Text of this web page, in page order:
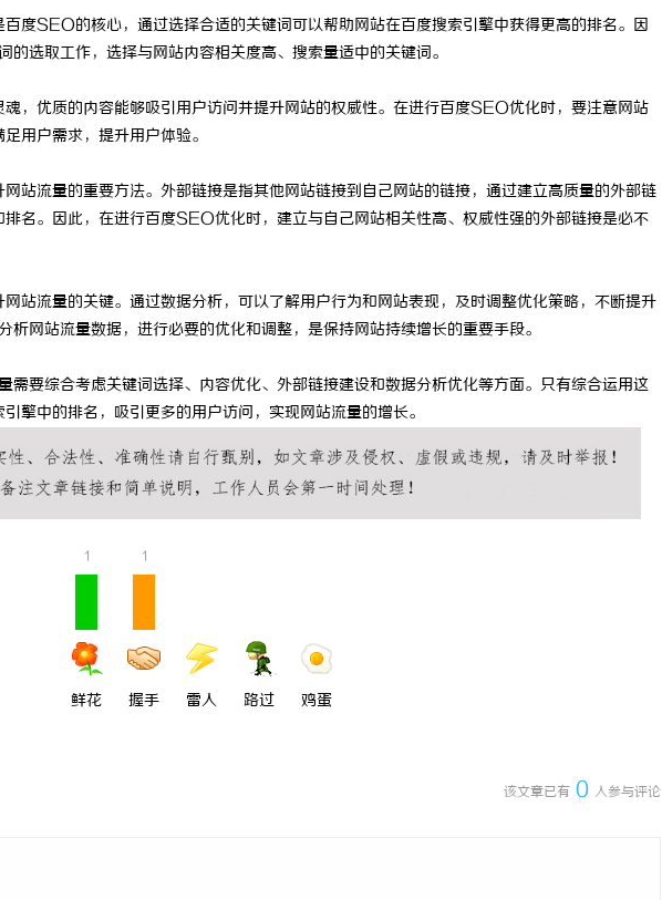
度SEO的核心，通过选择合适的关键词可以帮助网站在百度搜索引擎中获得更高的排名。因
选取工作，选择与网站内容相关度高、搜索量适中的关键词。
，优质的内容能够吸引用户访问并提升网站的权威性。在进行百度SEO优化时，要注意网站
用户需求，提升用户体验。
站流量的重要方法。外部链接是指其他网站链接到自己网站的链接，通过建立高质量的外部链
名。因此，在进行百度SEO优化时，建立与自己网站相关性高、权威性强的外部链接是必不
站流量的关键。通过数据分析，可以了解用户行为和网站表现，及时调整优化策略，不断提升
网站流量数据，进行必要的优化和调整，是保持网站持续增长的重要手段。
要综合考虑关键词选择、内容优化、外部链接建设和数据分析优化等方面。只有综合运用这
擎中的排名，吸引更多的用户访问，实现网站流量的增长。
1
鲜花
1
握手 雷人 路过 鸡蛋
该文章已有 0 人参与评论
深度解析国信招投标公共服务平台的功能与优
势
探秘轨道影院：未来观影体验的创新之路